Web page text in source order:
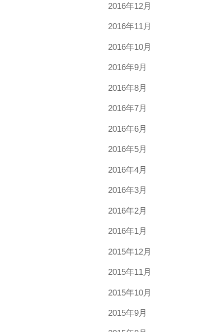
2016年12月
2016年11月
2016年10月
2016年9月
2016年8月
2016年7月
2016年6月
2016年5月
2016年4月
2016年3月
2016年2月
2016年1月
2015年12月
2015年11月
2015年10月
2015年9月